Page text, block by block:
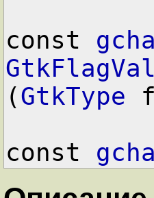
const
(GtkType
const